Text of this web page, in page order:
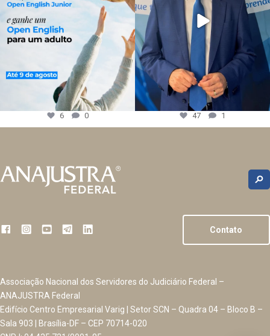
6 0 47 1
Contato
Associação Nacional dos Servidores do Judiciário Federal –
ANAJUSTRA Federal
Edifício Centro Empresarial Varig | Setor SCN – Quadra 04 – Bloco B –
Sala 903 | Brasília-DF – CEP 70714-020